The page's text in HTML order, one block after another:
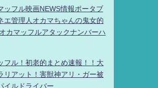
ッフル映画NEWS情報ポータブ
エ管理人オカマちゃんの鬼女的
カマッフルアタックナンバーハ
フル！初老的まとめ速報！！大
リアット！害獣神アリ・ガー被
イルドライバー